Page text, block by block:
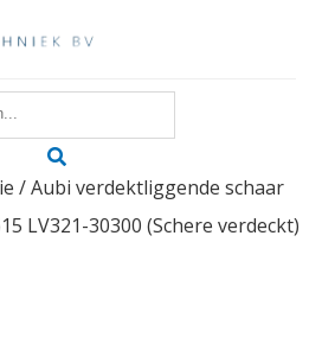
/ Aubi verdektliggende schaar
LV321-30300 (Schere verdeckt)